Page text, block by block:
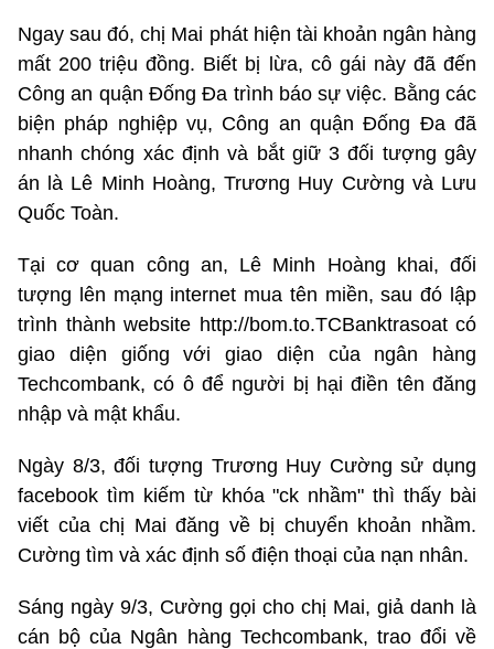
Ngay sau đó, chị Mai phát hiện tài khoản ngân hàng
mất 200 triệu đồng. Biết bị lừa, cô gái này đã đến
Công an quận Đống Đa trình báo sự việc. Bằng các
biện pháp nghiệp vụ, Công an quận Đống Đa đã
nhanh chóng xác định và bắt giữ 3 đối tượng gây
án là Lê Minh Hoàng, Trương Huy Cường và Lưu
Quốc Toàn.
Tại cơ quan công an, Lê Minh Hoàng khai, đối
tượng lên mạng internet mua tên miền, sau đó lập
trình thành website http://bom.to.TCBanktrasoat có
giao diện giống với giao diện của ngân hàng
Techcombank, có ô để người bị hại điền tên đăng
nhập và mật khẩu.
Ngày 8/3, đối tượng Trương Huy Cường sử dụng
facebook tìm kiếm từ khóa "ck nhầm" thì thấy bài
viết của chị Mai đăng về bị chuyển khoản nhầm.
Cường tìm và xác định số điện thoại của nạn nhân.
Sáng ngày 9/3, Cường gọi cho chị Mai, giả danh là
cán bộ của Ngân hàng Techcombank, trao đổi về